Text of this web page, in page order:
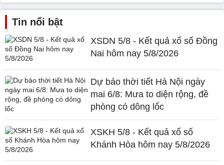
Tin nổi bật
XSDN 5/8 - Kết quả xổ số Đồng
Nai hôm nay 5/8/2026
Dự báo thời tiết Hà Nội ngày
mai 6/8: Mưa to diện rộng, đề
phòng có dông lốc
XSKH 5/8 - Kết quả xổ số
Khánh Hòa hôm nay 5/8/2026